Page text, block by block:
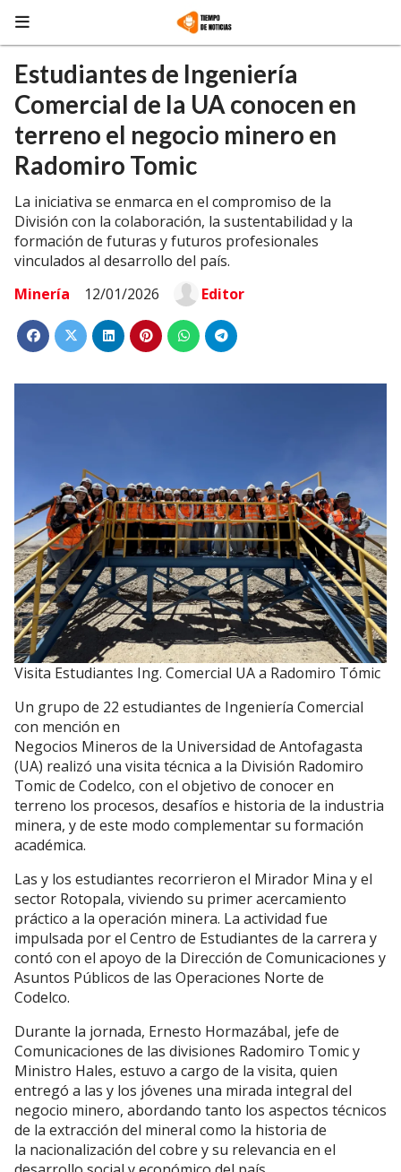
Estudiantes de Ingeniería
Comercial de la UA conocen en
terreno el negocio minero en
Radomiro Tomic
La iniciativa se enmarca en el compromiso de la
División con la colaboración, la sustentabilidad y la
formación de futuras y futuros profesionales
vinculados al desarrollo del país.
Minería
12/01/2026 Editor
Visita Estudiantes Ing. Comercial UA a Radomiro Tómic
Un grupo de 22 estudiantes de Ingeniería Comercial
con mención en
Negocios Mineros de la Universidad de Antofagasta
(UA) realizó una visita técnica a la División Radomiro
Tomic de Codelco, con el objetivo de conocer en
terreno los procesos, desafíos e historia de la industria
minera, y de este modo complementar su formación
académica.
Las y los estudiantes recorrieron el Mirador Mina y el
sector Rotopala, viviendo su primer acercamiento
práctico a la operación minera. La actividad fue
impulsada por el Centro de Estudiantes de la carrera y
contó con el apoyo de la Dirección de Comunicaciones y
Asuntos Públicos de las Operaciones Norte de
Codelco.
Durante la jornada, Ernesto Hormazábal, jefe de
Comunicaciones de las divisiones Radomiro Tomic y
Ministro Hales, estuvo a cargo de la visita, quien
entregó a las y los jóvenes una mirada integral del
negocio minero, abordando tanto los aspectos técnicos
de la extracción del mineral como la historia de
la nacionalización del cobre y su relevancia en el